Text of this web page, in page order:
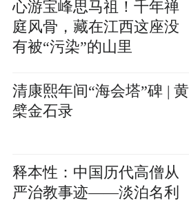
心游宝峰思马祖！千年禅
庭风骨，藏在江西这座没
有被“污染”的山里
清康熙年间“海会塔”碑 | 黄
檗金石录
释本性：中国历代高僧从
严治教事迹——淡泊名利